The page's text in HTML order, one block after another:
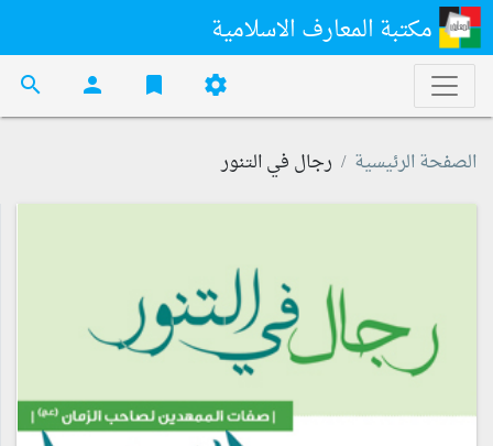
مكتبة المعارف الاسلامية
settings
bookmark
person
search
الصفحة الرئيسية رجال في التنور